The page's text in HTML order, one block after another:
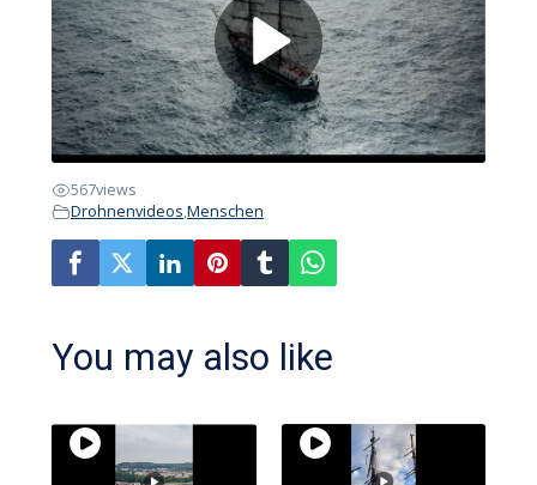
567views
Drohnenvideos,Menschen
You may also like